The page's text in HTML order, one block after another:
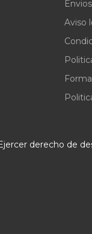
Aviso
derecho de